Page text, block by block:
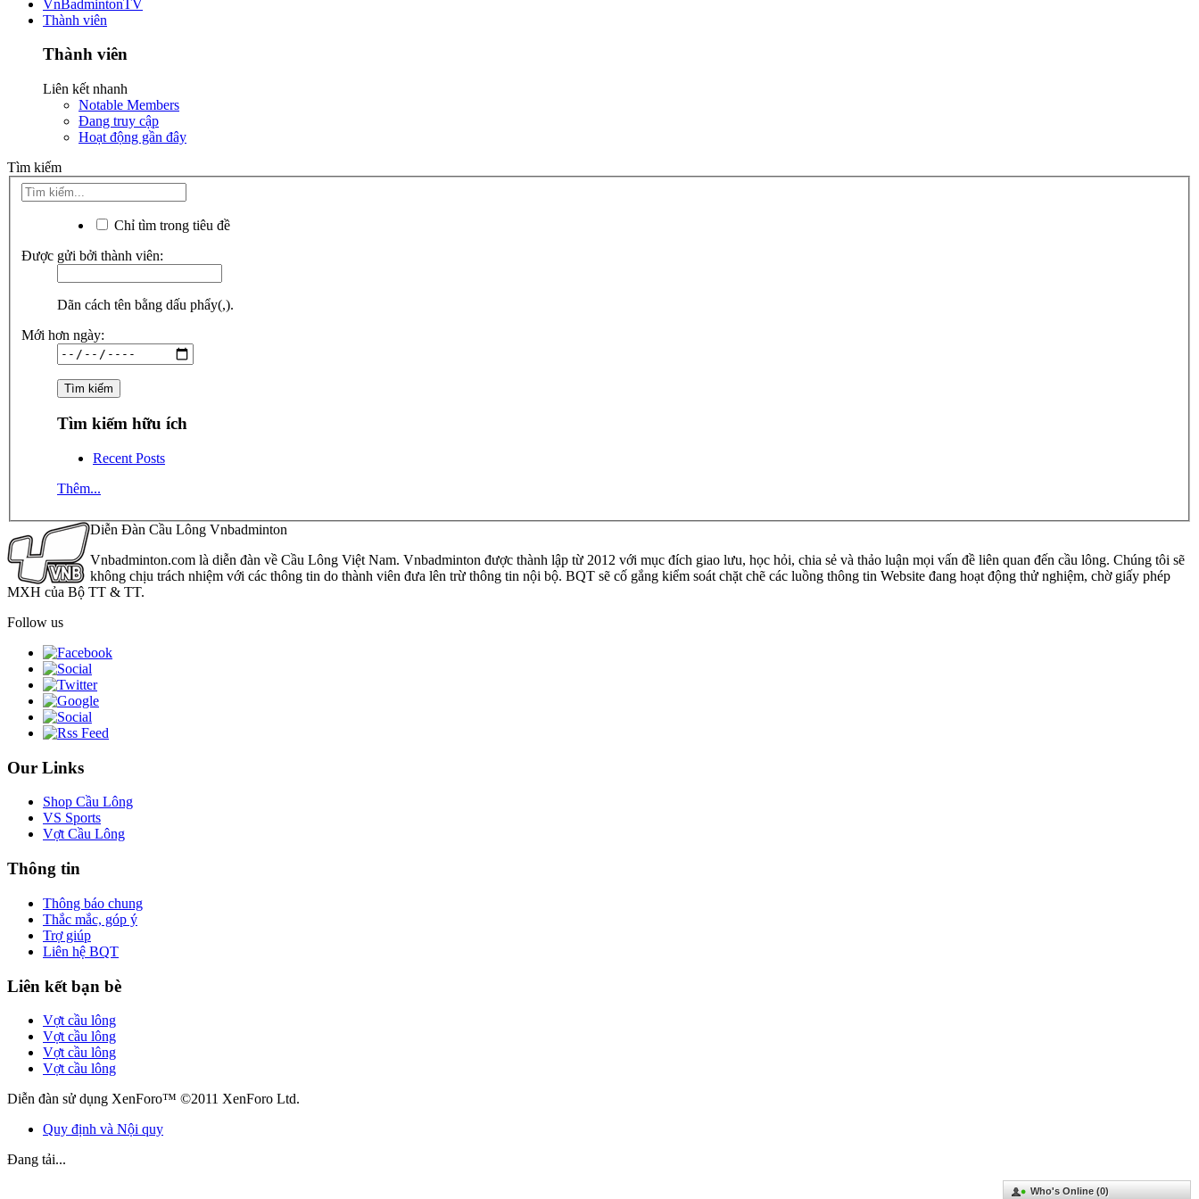
VnBadmintonTV
Thành viên
Thành viên
Liên kết nhanh
Notable Members
Đang truy cập
Hoạt động gần đây
Tìm kiếm
Chỉ tìm trong tiêu đề
Được gửi bởi thành viên:
Dãn cách tên bằng dấu phẩy(,).
Mới hơn ngày:
Tìm kiếm hữu ích
Recent Posts
Thêm...
Diễn Đàn Cầu Lông Vnbadminton
Vnbadminton.com là diễn đàn về Cầu Lông Việt Nam. Vnbadminton được thành lập từ 2012 với mục đích giao lưu, học hỏi, chia sẻ và thảo luận mọi vấn đề liên quan đến cầu lông. Chúng tôi sẽ
không chịu trách nhiệm với các thông tin do thành viên đưa lên trừ thông tin nội bộ. BQT sẽ cố gắng kiểm soát chặt chẽ các luồng thông tin Website đang hoạt động thử nghiệm, chờ giấy phép
MXH của Bộ TT & TT.
Follow us
Our Links
Shop Cầu Lông
VS Sports
Vợt Cầu Lông
Thông tin
Thông báo chung
Thắc mắc, góp ý
Trợ giúp
Liên hệ BQT
Liên kết bạn bè
Vợt cầu lông
Vợt cầu lông
Vợt cầu lông
Vợt cầu lông
Diễn đàn sử dụng XenForo™ ©2011 XenForo Ltd.
Quy định và Nội quy
Đang tải...
Who's Online (0)